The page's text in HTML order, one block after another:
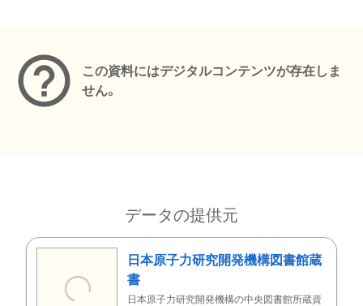
この資料にはデジタルコンテンツが存在しま
せん。
データの提供元
日本原子力研究開発機構図書館蔵
書
日本原子力研究開発機構の中央図書館所蔵資